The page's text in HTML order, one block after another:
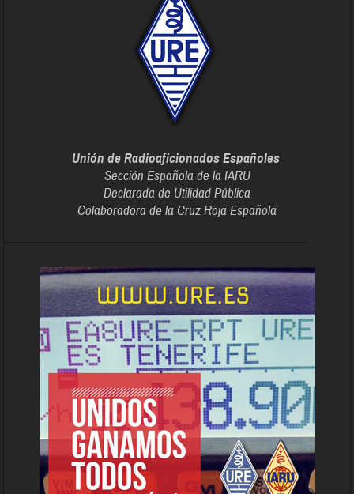
Unión de Radioaficionados Españoles
Sección Española de la IARU
Declarada de Utilidad Pública
Colaboradora de la Cruz Roja Española